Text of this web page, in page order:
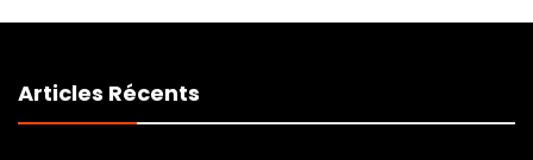
Articles Récents